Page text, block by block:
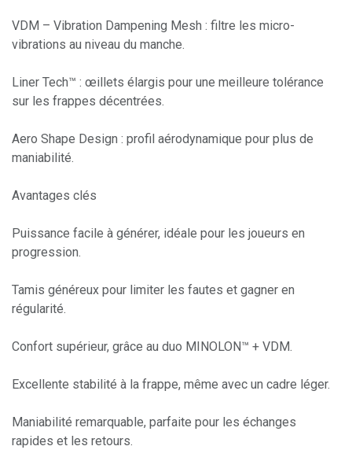
VDM – Vibration Dampening Mesh : filtre les micro-
vibrations au niveau du manche.
Liner Tech™ : œillets élargis pour une meilleure tolérance
sur les frappes décentrées.
Aero Shape Design : profil aérodynamique pour plus de
maniabilité.
Avantages clés
Puissance facile à générer, idéale pour les joueurs en
progression.
Tamis généreux pour limiter les fautes et gagner en
régularité.
Confort supérieur, grâce au duo MINOLON™ + VDM.
Excellente stabilité à la frappe, même avec un cadre léger.
Maniabilité remarquable, parfaite pour les échanges
rapides et les retours.